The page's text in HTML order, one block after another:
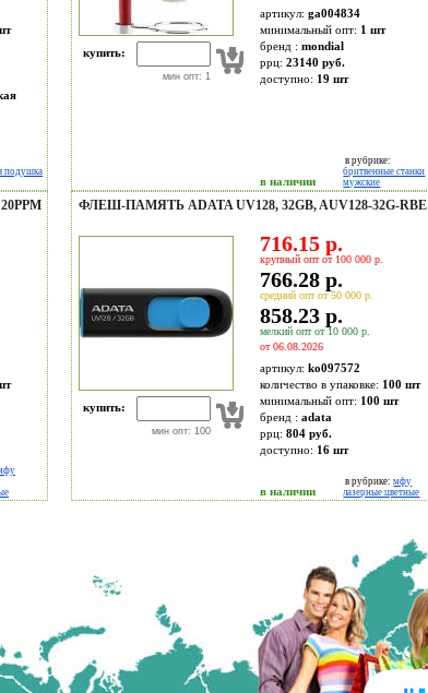
подушка
купить:
мин опт: 1
артикул:ga004834
минимальный опт: 1 шт
бренд :mondial
ррц:23140 руб.
доступно: 19 шт
в наличии
в рубрике:
бритвенные станки
мужские
ФЛЕШ-ПАМЯТЬ ADATA UV128, 32GB, AUV128-32G-RBE
купить:
мин опт: 100
716.15 р.
крупный опт от 100 000 р.
766.28 р.
средний опт от 50 000 р.
858.23 р.
мелкий опт от 10 000 р.
от 06.08.2026
артикул:ko097572
количество в упаковке: 100 шт
минимальный опт: 100 шт
бренд :adata
ррц:804 руб.
доступно: 16 шт
в наличии
в рубрике:мфу
лазерные цветные